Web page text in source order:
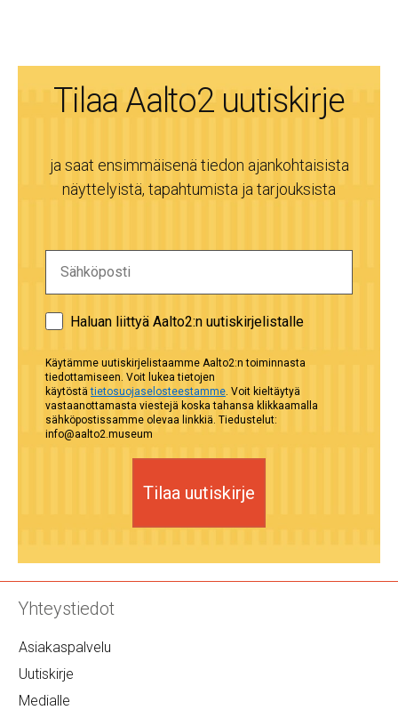
Tilaa Aalto2 uutiskirje
ja saat ensimmäisenä tiedon ajankohtaisista
näyttelyistä, tapahtumista ja tarjouksista
Haluan liittyä Aalto2:n uutiskirjelistalle
Käytämme uutiskirjelistaamme Aalto2:n toiminnasta
tiedottamiseen. Voit lukea tietojen
käytöstätietosuojaselosteestamme . Voit kieltäytyä
vastaanottamasta viestejä koska tahansa klikkaamalla
sähköpostissamme olevaa linkkiä. Tiedustelut:
info@aalto2.museum
Tilaa uutiskirje
Yhteystiedot
Asiakaspalvelu
Uutiskirje
Medialle